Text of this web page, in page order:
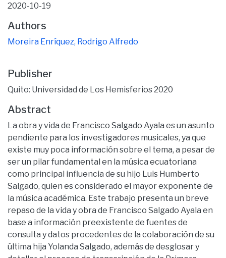
2020-10-19
Authors
Moreira Enríquez, Rodrigo Alfredo
Publisher
Quito: Universidad de Los Hemisferios 2020
Abstract
La obra y vida de Francisco Salgado Ayala es un asunto
pendiente para los investigadores musicales, ya que
existe muy poca información sobre el tema, a pesar de
ser un pilar fundamental en la música ecuatoriana
como principal influencia de su hijo Luis Humberto
Salgado, quien es considerado el mayor exponente de
la música académica. Este trabajo presenta un breve
repaso de la vida y obra de Francisco Salgado Ayala en
base a información preexistente de fuentes de
consulta y datos procedentes de la colaboración de su
última hija Yolanda Salgado, además de desglosar y